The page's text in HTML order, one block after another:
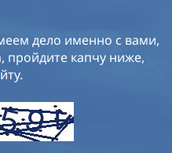
дело именно с вами,
пройдите капчу ниже,